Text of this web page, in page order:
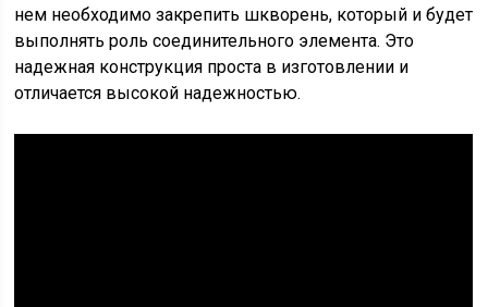
нем необходимо закрепить шкворень, который и будет
выполнять роль соединительного элемента. Это
надежная конструкция проста в изготовлении и
отличается высокой надежностью.